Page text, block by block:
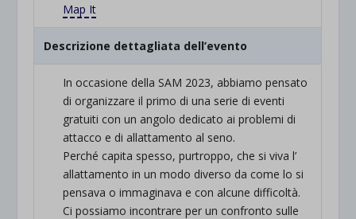
Map It
Descrizione dettagliata dell’evento
In occasione della SAM 2023, abbiamo pensato
di organizzare il primo di una serie di eventi
gratuiti con un angolo dedicato ai problemi di
attacco e di allattamento al seno.
Perché capita spesso, purtroppo, che si viva l’
allattamento in un modo diverso da come lo si
pensava o immaginava e con alcune difficoltà.
Ci possiamo incontrare per un confronto sulle